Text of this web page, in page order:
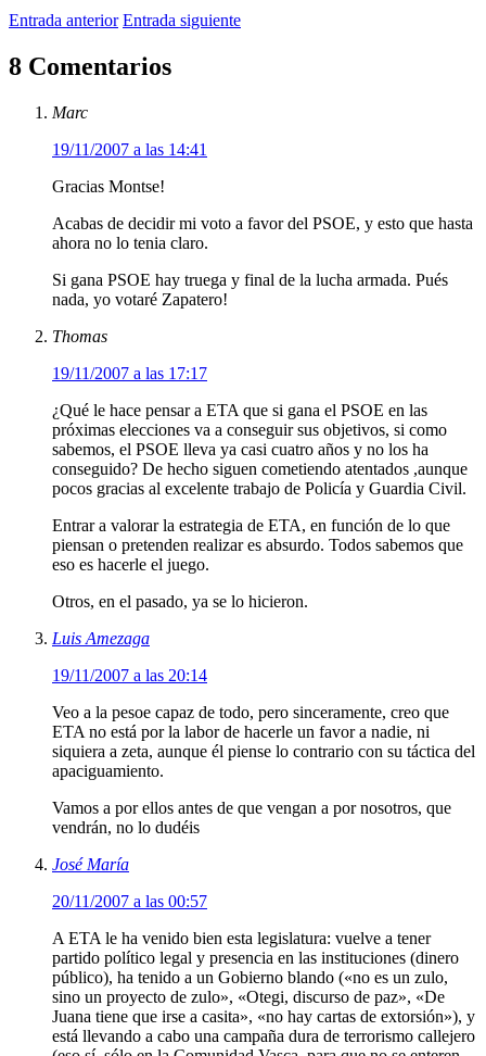
Entrada anterior Entrada siguiente
8 Comentarios
Marc
19/11/2007 a las 14:41
Gracias Montse!
Acabas de decidir mi voto a favor del PSOE, y esto que hasta
ahora no lo tenia claro.
Si gana PSOE hay truega y final de la lucha armada. Pués
nada, yo votaré Zapatero!
Thomas
19/11/2007 a las 17:17
¿Qué le hace pensar a ETA que si gana el PSOE en las
próximas elecciones va a conseguir sus objetivos, si como
sabemos, el PSOE lleva ya casi cuatro años y no los ha
conseguido? De hecho siguen cometiendo atentados ,aunque
pocos gracias al excelente trabajo de Policía y Guardia Civil.
Entrar a valorar la estrategia de ETA, en función de lo que
piensan o pretenden realizar es absurdo. Todos sabemos que
eso es hacerle el juego.
Otros, en el pasado, ya se lo hicieron.
Luis Amezaga
19/11/2007 a las 20:14
Veo a la pesoe capaz de todo, pero sinceramente, creo que
ETA no está por la labor de hacerle un favor a nadie, ni
siquiera a zeta, aunque él piense lo contrario con su táctica del
apaciguamiento.
Vamos a por ellos antes de que vengan a por nosotros, que
vendrán, no lo dudéis
José María
20/11/2007 a las 00:57
A ETA le ha venido bien esta legislatura: vuelve a tener
partido político legal y presencia en las instituciones (dinero
público), ha tenido a un Gobierno blando («no es un zulo,
sino un proyecto de zulo», «Otegi, discurso de paz», «De
Juana tiene que irse a casita», «no hay cartas de extorsión»), y
está llevando a cabo una campaña dura de terrorismo callejero